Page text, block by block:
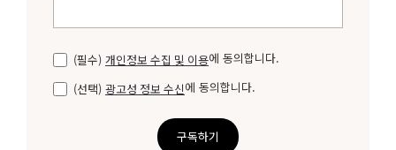
(필수) 개인정보 수집 및 이용에 동의합니다.
(선택) 광고성 정보 수신에 동의합니다.
구독하기